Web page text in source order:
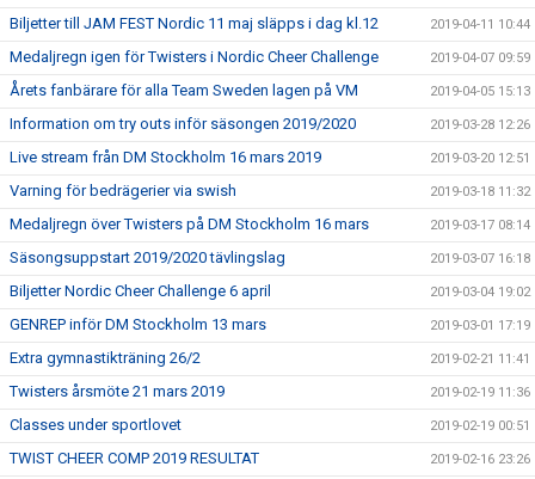
Biljetter till JAM FEST Nordic 11 maj släpps i dag kl.12 2019-04-11 10:44
Medaljregn igen för Twisters i Nordic Cheer Challenge 2019-04-07 09:59
Årets fanbärare för alla Team Sweden lagen på VM 2019-04-05 15:13
Information om try outs inför säsongen 2019/2020 2019-03-28 12:26
Live stream från DM Stockholm 16 mars 2019 2019-03-20 12:51
Varning för bedrägerier via swish 2019-03-18 11:32
Medaljregn över Twisters på DM Stockholm 16 mars 2019-03-17 08:14
Säsongsuppstart 2019/2020 tävlingslag 2019-03-07 16:18
Biljetter Nordic Cheer Challenge 6 april 2019-03-04 19:02
GENREP inför DM Stockholm 13 mars 2019-03-01 17:19
Extra gymnastikträning 26/2 2019-02-21 11:41
Twisters årsmöte 21 mars 2019 2019-02-19 11:36
Classes under sportlovet 2019-02-19 00:51
TWIST CHEER COMP 2019 RESULTAT 2019-02-16 23:26